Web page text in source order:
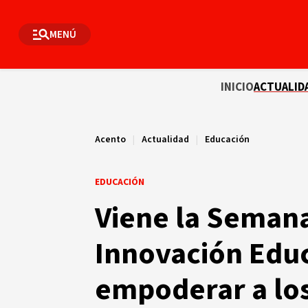
MENÚ
INICIO
Acento | Actualidad | Educación
EDUCACIÓN
Viene la
Innovación
empoderar a